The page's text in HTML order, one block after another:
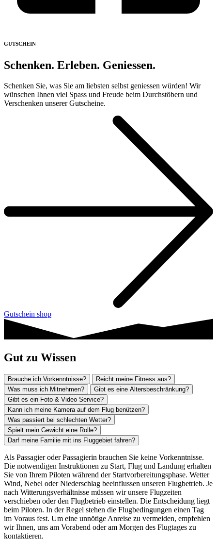
GUTSCHEIN
Schenken. Erleben. Geniessen.
Schenken Sie, was Sie am liebsten selbst geniessen würden! Wir
wünschen Ihnen viel Spass und Freude beim Durchstöbern und
Verschenken unserer Gutscheine.
Gutschein shop
Gut zu Wissen
Brauche ich Vorkenntnisse?
Reicht meine Fitness aus?
Was muss ich Mitnehmen?
Gibt es eine Altersbeschränkung?
Gibt es ein Foto & Video Service?
Kann ich meine Kamera auf dem Flug benützen?
Was passiert bei schlechten Wetter?
Spielt mein Gewicht eine Rolle?
Darf meine Familie mit ins Fluggebiet fahren?
Als Passagier oder Passagierin brauchen Sie keine Vorkenntnisse.
Die notwendigen Instruktionen zu Start, Flug und Landung erhalten
Sie von Ihrem Piloten während der Startvorbereitungsphase. Wetter
Wind, Nebel oder Niederschlag beeinflussen unseren Flugbetrieb. Je
nach Witterungsverhältnisse müssen wir unsere Flugzeiten
verschieben oder den Flugbetrieb einstellen. Die Entscheidung liegt
beim Piloten. In der Regel stehen die Flugbedingungen einen Tag
im Voraus fest. Um eine unnötige Anreise zu vermeiden, empfehlen
wir Ihnen, uns am Vorabend oder am Morgen des Flugtages zu
kontaktieren.